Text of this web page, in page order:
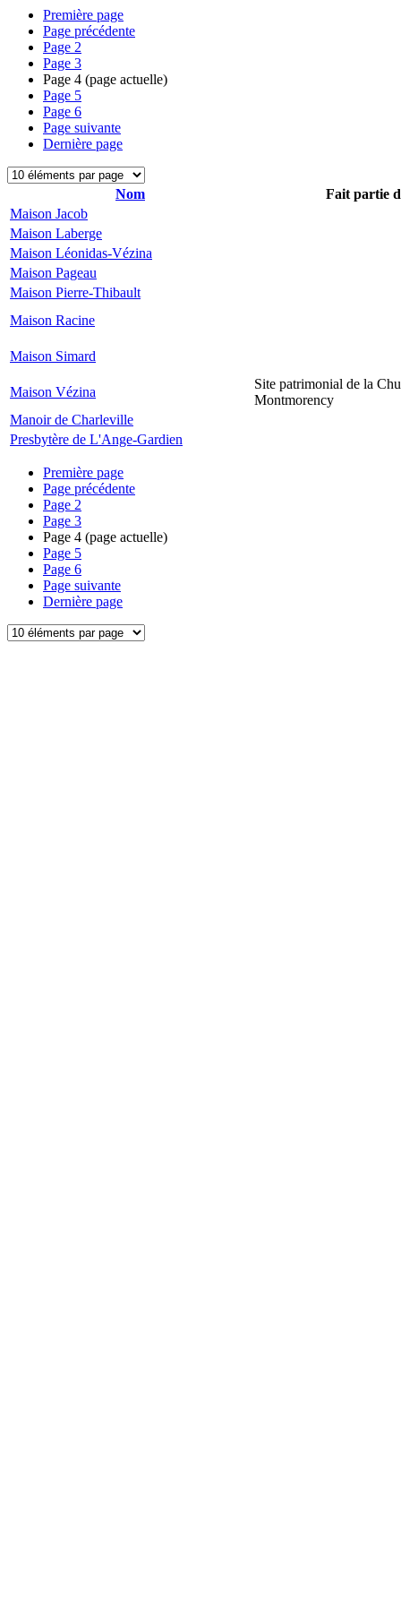
Première page
Page précédente
Page 2
Page 3
Page 4 (page actuelle)
Page 5
Page 6
Page suivante
Dernière page
Nom
Fait partie
Maison Jacob
Maison Laberge
Maison Léonidas-Vézina
Maison Pageau
Maison Pierre-Thibault
Maison Racine
Maison Simard
Maison Vézina
Site patrimonial de la
Montmorency
Manoir de Charleville
Presbytère de L'Ange-Gardien
Première page
Page précédente
Page 2
Page 3
Page 4 (page actuelle)
Page 5
Page 6
Page suivante
Dernière page